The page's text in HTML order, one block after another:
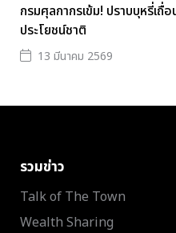
กรมศุลกากรเข้ม! ปราบบุหรี่เ
ประโยชน์ชาติ
13 มีนาคม 2569
รวมข่าว
Talk of The Town
Wealth Sharing